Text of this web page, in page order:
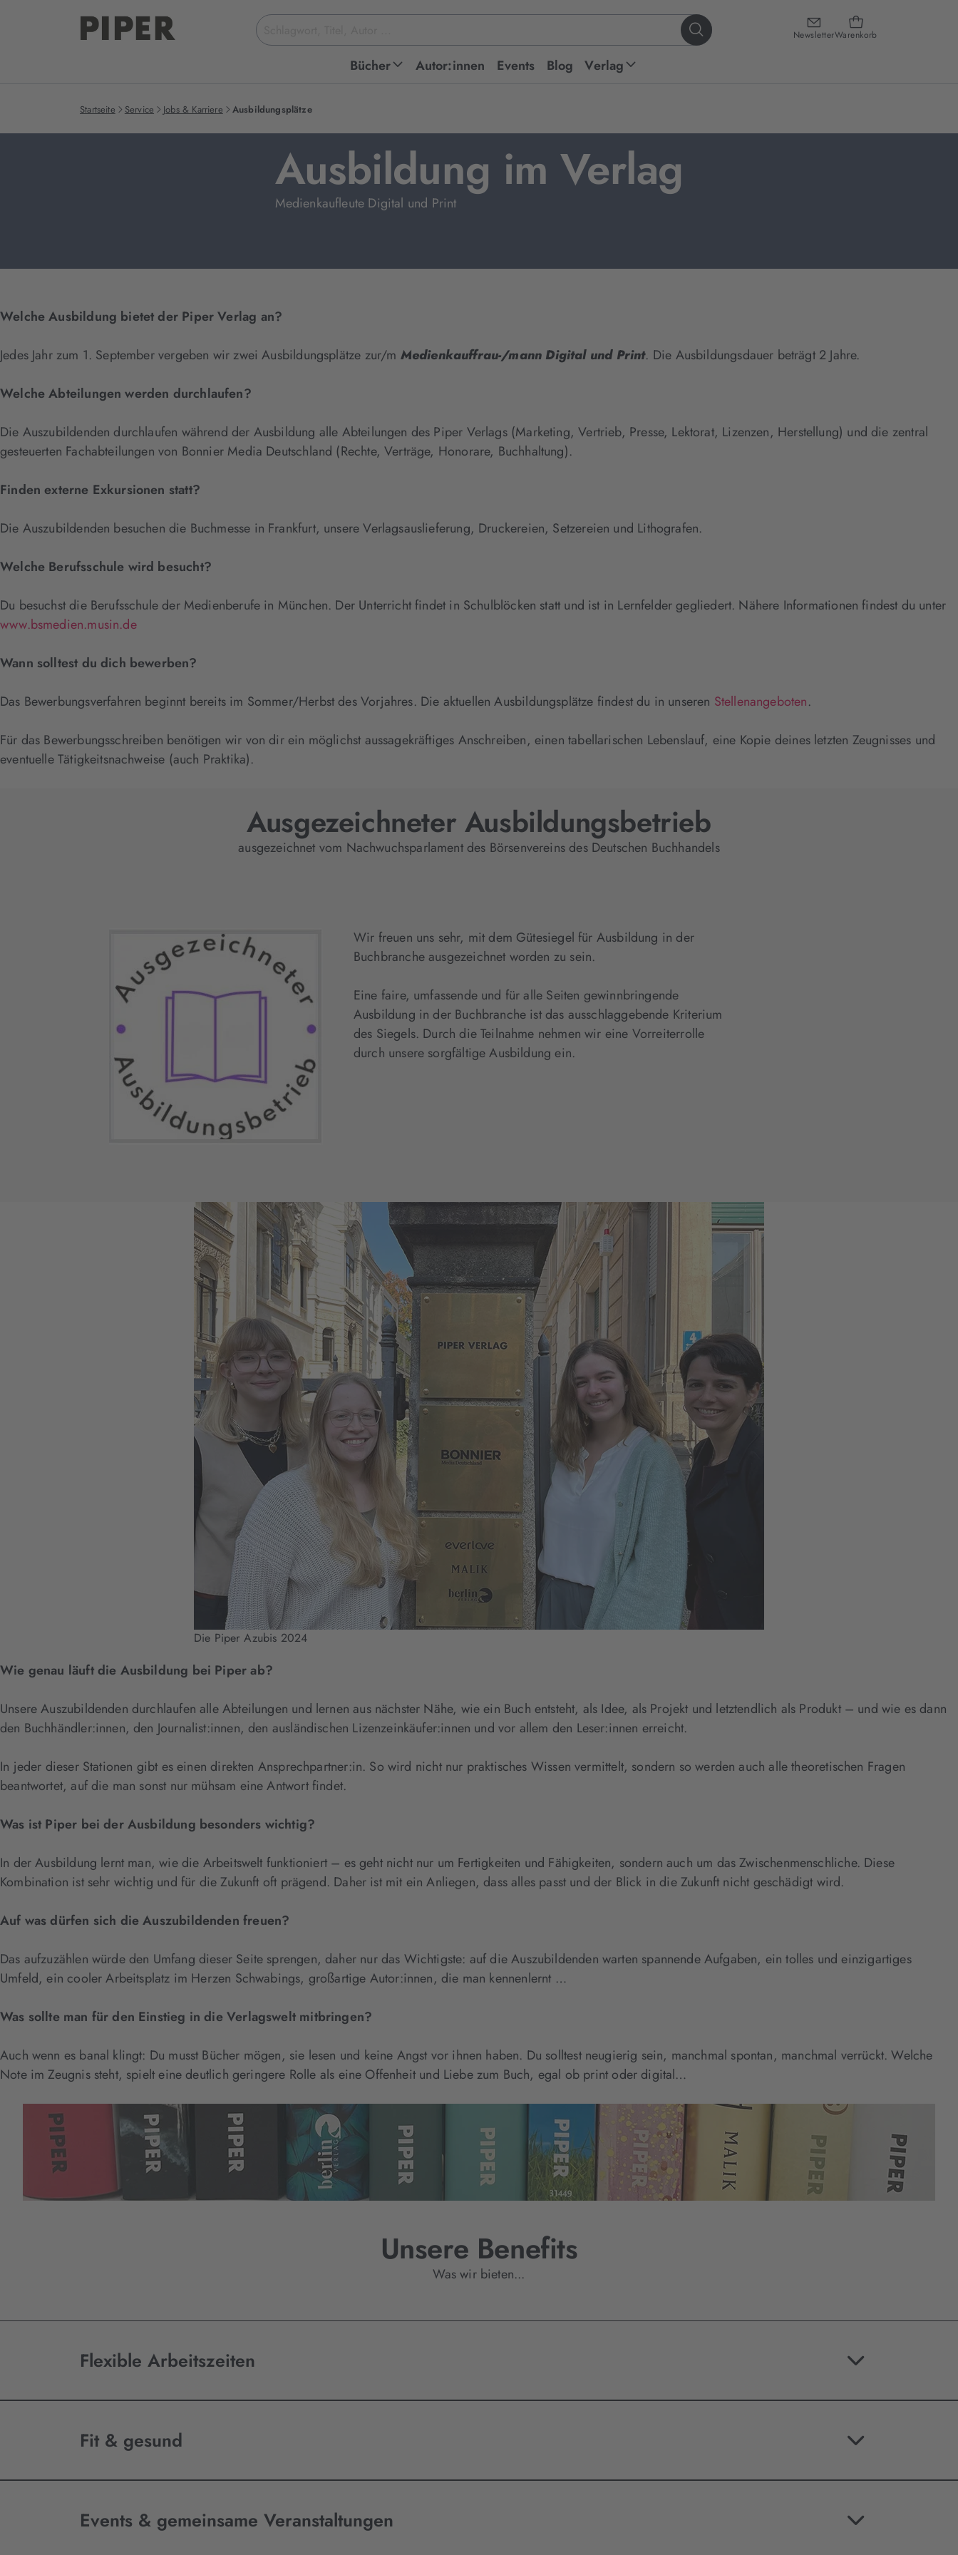
NewsletterWarenkorb
Suchbegriff
eingeben
Bücher Autor:innen Events Blog Verlag
Startseite Service Jobs & Karriere Ausbildungsplätze
Ausbildung im Verlag
Medienkaufleute Digital und Print
Welche Ausbildung bietet der Piper Verlag an?
Jedes Jahr zum 1. September vergeben wir zwei Ausbildungsplätze zur/m Medienkauffrau-/mann Digital und Print. Die Ausbildungsdauer beträgt 2 Jahre.
Welche Abteilungen werden durchlaufen?
Die Auszubildenden durchlaufen während der Ausbildung alle Abteilungen des Piper Verlags (Marketing, Vertrieb, Presse, Lektorat, Lizenzen, Herstellung) und die zentral
gesteuerten Fachabteilungen von Bonnier Media Deutschland (Rechte, Verträge, Honorare, Buchhaltung).
Finden externe Exkursionen statt?
Die Auszubildenden besuchen die Buchmesse in Frankfurt, unsere Verlagsauslieferung, Druckereien, Setzereien und Lithografen.
Welche Berufsschule wird besucht?
Du besuchst die Berufsschule der Medienberufe in München. Der Unterricht findet in Schulblöcken statt und ist in Lernfelder gegliedert. Nähere Informationen findest du unter
www.bsmedien.musin.de
Wann solltest du dich bewerben?
Das Bewerbungsverfahren beginnt bereits im Sommer/Herbst des Vorjahres. Die aktuellen Ausbildungsplätze findest du in unseren Stellenangeboten.
Für das Bewerbungsschreiben benötigen wir von dir ein möglichst aussagekräftiges Anschreiben, einen tabellarischen Lebenslauf, eine Kopie deines letzten Zeugnisses und
eventuelle Tätigkeitsnachweise (auch Praktika).
Ausgezeichneter Ausbildungsbetrieb
ausgezeichnet vom Nachwuchsparlament des Börsenvereins des Deutschen Buchhandels
Wir freuen uns sehr, mit dem Gütesiegel für Ausbildung in der
Buchbranche ausgezeichnet worden zu sein.
Eine faire, umfassende und für alle Seiten gewinnbringende
Ausbildung in der Buchbranche ist das ausschlaggebende Kriterium
des Siegels. Durch die Teilnahme nehmen wir eine Vorreiterrolle
durch unsere sorgfältige Ausbildung ein.
Die Piper Azubis 2024
Wie genau läuft die Ausbildung bei Piper ab?
Unsere Auszubildenden durchlaufen alle Abteilungen und lernen aus nächster Nähe, wie ein Buch entsteht, als Idee, als Projekt und letztendlich als Produkt – und wie es dann
den Buchhändler:innen, den Journalist:innen, den ausländischen Lizenzeinkäufer:innen und vor allem den Leser:innen erreicht.
In jeder dieser Stationen gibt es einen direkten Ansprechpartner:in. So wird nicht nur praktisches Wissen vermittelt, sondern so werden auch alle theoretischen Fragen
beantwortet, auf die man sonst nur mühsam eine Antwort findet.
Was ist Piper bei der Ausbildung besonders wichtig?
In der Ausbildung lernt man, wie die Arbeitswelt funktioniert – es geht nicht nur um Fertigkeiten und Fähigkeiten, sondern auch um das Zwischenmenschliche. Diese
Kombination ist sehr wichtig und für die Zukunft oft prägend. Daher ist mit ein Anliegen, dass alles passt und der Blick in die Zukunft nicht geschädigt wird.
Auf was dürfen sich die Auszubildenden freuen?
Das aufzuzählen würde den Umfang dieser Seite sprengen, daher nur das Wichtigste: auf die Auszubildenden warten spannende Aufgaben, ein tolles und einzigartiges
Umfeld, ein cooler Arbeitsplatz im Herzen Schwabings, großartige Autor:innen, die man kennenlernt …
Was sollte man für den Einstieg in die Verlagswelt mitbringen?
Auch wenn es banal klingt: Du musst Bücher mögen, sie lesen und keine Angst vor ihnen haben. Du solltest neugierig sein, manchmal spontan, manchmal verrückt. Welche
Note im Zeugnis steht, spielt eine deutlich geringere Rolle als eine Offenheit und Liebe zum Buch, egal ob print oder digital…
Unsere Benefits
Was wir bieten...
Flexible Arbeitszeiten
Fit & gesund
Events & gemeinsame Veranstaltungen